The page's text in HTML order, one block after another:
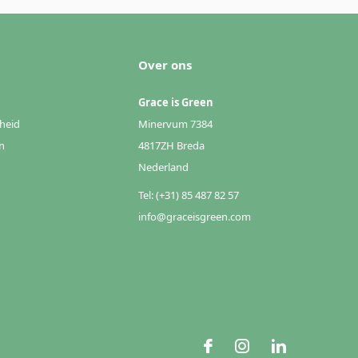
Over ons
Grace is Green
Minervum 7384
4817ZH Breda
Nederland
Tel: (+31) 85 487 82 57
info@graceisgreen.com